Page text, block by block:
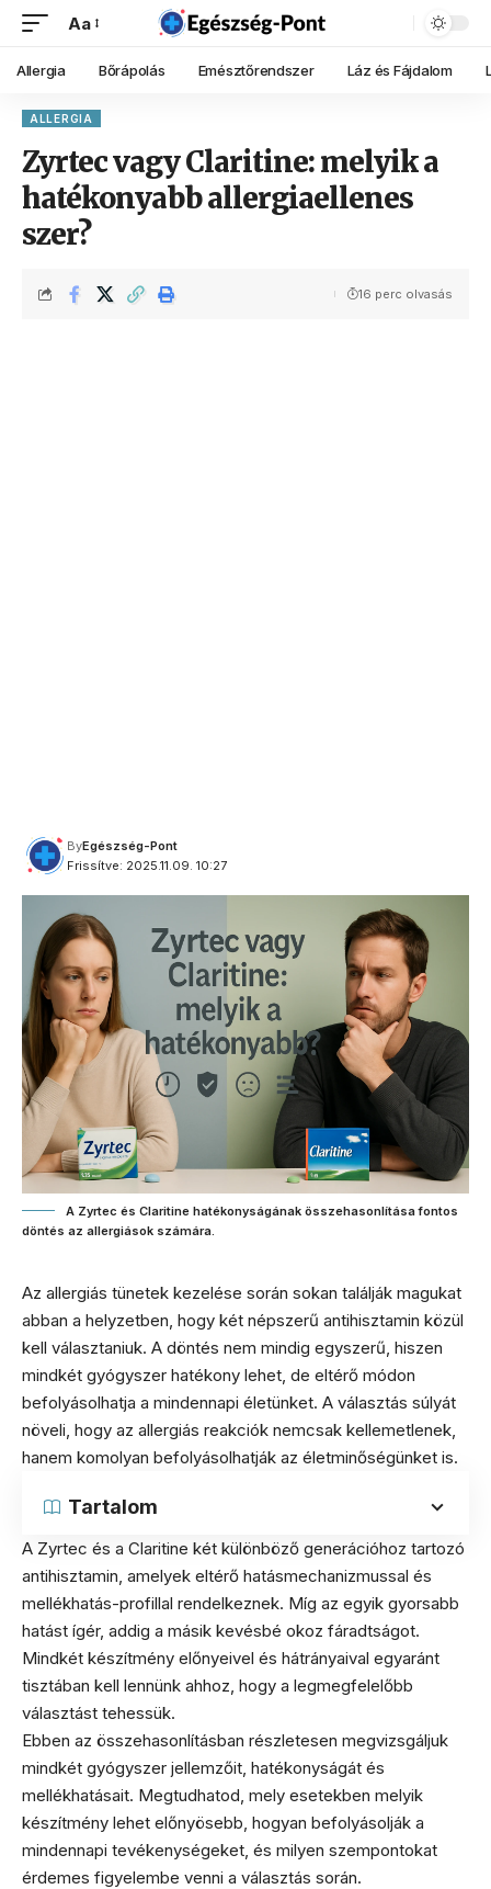
Aa
Allergia Bőrápolás Emésztőrendszer Láz és Fájdalom
ALLERGIA
Zyrtec vagy Claritine: melyik a
hatékonyabb allergiaellenes
szer?
Frissítve: 2025.11.09. 10:27
ByEgészség-Pont
16 perc olvasás
A Zyrtec és Claritine hatékonyságának összehasonlítása fontos
döntés az allergiások számára.
Az allergiás tünetek kezelése során sokan találják magukat
abban a helyzetben, hogy két népszerű antihisztamin közül
kell választaniuk. A döntés nem mindig egyszerű, hiszen
mindkét gyógyszer hatékony lehet, de eltérő módon
befolyásolhatja a mindennapi életünket. A választás súlyát
növeli, hogy az allergiás reakciók nemcsak kellemetlenek,
hanem komolyan befolyásolhatják az életminőségünket is.
Tartalom
A Zyrtec és a Claritine két különböző generációhoz tartozó
antihisztamin, amelyek eltérő hatásmechanizmussal és
mellékhatás-profillal rendelkeznek. Míg az egyik gyorsabb
hatást ígér, addig a másik kevésbé okoz fáradtságot.
Mindkét készítmény előnyeivel és hátrányaival egyaránt
tisztában kell lennünk ahhoz, hogy a legmegfelelőbb
választást tehessük.
Ebben az összehasonlításban részletesen megvizsgáljuk
mindkét gyógyszer jellemzőit, hatékonyságát és
mellékhatásait. Megtudhatod, mely esetekben melyik
készítmény lehet előnyösebb, hogyan befolyásolják a
mindennapi tevékenységeket, és milyen szempontokat
érdemes figyelembe venni a választás során.